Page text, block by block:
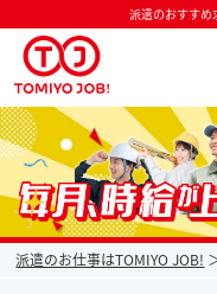
派遣のおすすめ
派遣なら毎月時給が上がるトミヨ
派遣のお仕事はTOMIYO JOB!